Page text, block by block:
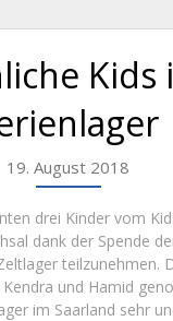
Kids
19. August 2018
drei Kinder vom
dank der Spende
teilzunehmen.
und Hamid
im Saarland sehr